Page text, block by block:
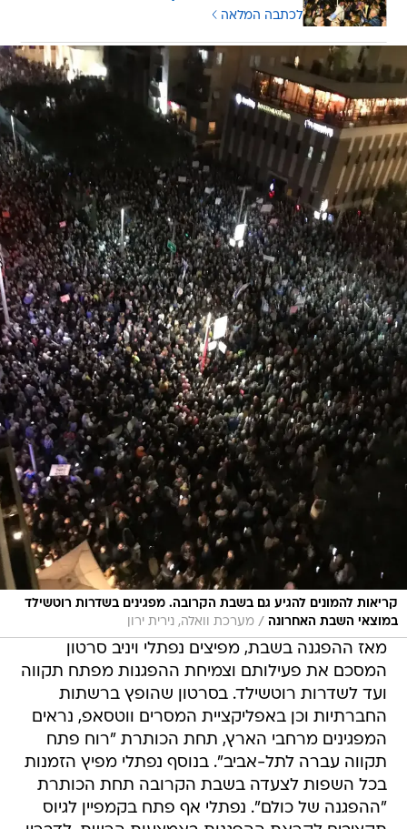
לכתבה המלאה
קריאות להמונים להגיע גם בשבת הקרובה. מפגינים בשדרות רוטשילד
במוצאי השבת האחרונה / מערכת וואלה, נירית ירון
מאז ההפגנה בשבת, מפיצים נפתלי ויניב סרטון
המסכם את פעילותם וצמיחת ההפגנות מפתח תקווה
ועד לשדרות רוטשילד. בסרטון שהופץ ברשתות
החברתיות וכן באפליקציית המסרים ווטסאפ, נראים
המפגינים מרחבי הארץ, תחת הכותרת "רוח פתח
תקווה עברה לתל-אביב". בנוסף נפתלי מפיץ הזמנות
בכל השפות לצעדה בשבת הקרובה תחת הכותרת
"ההפגנה של כולם". נפתלי אף פתח בקמפיין לגיוס